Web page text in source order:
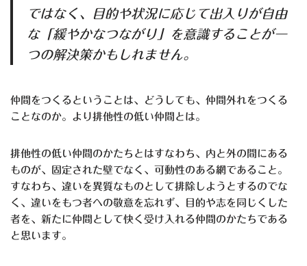
ではなく、目的や状況に応じて出入りが自由
な「緩やかなつながり」を意識することが一
つの解決策かもしれません。
仲間をつくるということは、どうしても、仲間外れをつくる
ことなのか。より排他性の低い仲間とは。
排他性の低い仲間のかたちとはすなわち、内と外の間にある
ものが、固定された壁でなく、可動性のある網であること。
すなわち、違いを異質なものとして排除しようとするのでな
く、違いをもつ者への敬意を忘れず、目的や志を同じくした
者を、新たに仲間として快く受け入れる仲間のかたちである
と思います。